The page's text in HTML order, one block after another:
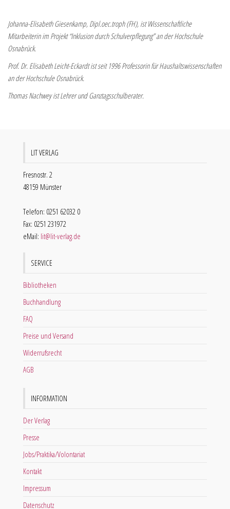
Johanna-Elisabeth Giesenkamp, Dipl.oec.troph (FH), ist Wissenschaftliche
Mitarbeiterin im Projekt “Inklusion durch Schulverpflegung” an der Hochschule
Osnabrück.
Prof. Dr. Elisabeth Leicht-Eckardt ist seit 1996 Professorin für Haushaltswissenschaften
an der Hochschule Osnabrück.
Thomas Nachwey ist Lehrer und Ganztagsschulberater.
LIT VERLAG
Fresnostr. 2
48159 Münster
Telefon: 0251 62032 0
Fax: 0251 231972
eMail: lit@lit-verlag.de
SERVICE
Bibliotheken
Buchhandlung
FAQ
Preise und Versand
Widerrufsrecht
AGB
INFORMATION
Der Verlag
Presse
Jobs/Praktika/Volontariat
Kontakt
Impressum
Datenschutz